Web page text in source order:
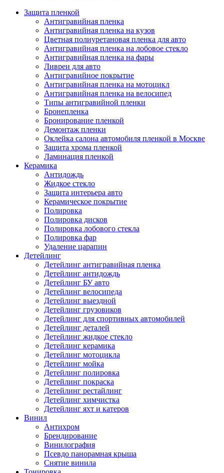
Защита пленкой
Антигравийная пленка
Антигравийная пленка на кузов
Цветная полиуретановая пленка для авто
Антигравийная пленка на лобовое стекло
Антигравийная пленка на фары
Ливреи для авто
Антигравийное покрытие
Антигравийная пленка на мотоцикл
Антигравийная пленка на велосипед
Типы антигравийной пленки
Бронепленка
Бронирование пленкой
Демонтаж пленки
Оклейка салона автомобиля пленкой в Москве
Защита хрома пленкой
Ламинация пленкой
Керамика
Антидождь
Жидкое стекло
Защита интерьера авто
Керамическое покрытие
Полировка
Полировка дисков
Полировка лобового стекла
Полировка фар
Удаление царапин
Детейлинг
Детейлинг антигравийная пленка
Детейлинг антидождь
Детейлинг БУ авто
Детейлинг велосипеда
Детейлинг выездной
Детейлинг грузовиков
Детейлинг для спортивных автомобилей
Детейлинг деталей
Детейлинг жидкое стекло
Детейлинг керамика
Детейлинг мотоцикла
Детейлинг мойка
Детейлинг полировка
Детейлинг покраска
Детейлинг рестайлинг
Детейлинг химчистка
Детейлинг яхт и катеров
Винил
Антихром
Брендирование
Винилография
Псевдо панорамная крыша
Снятие винила